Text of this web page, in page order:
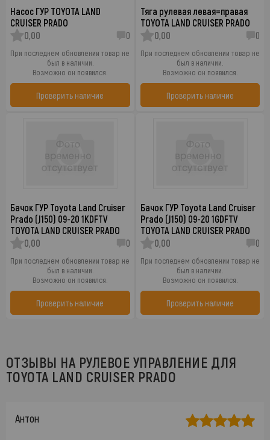
Насос ГУР TOYOTA LAND
CRUISER PRADO
0,00
0
При последнем обновлении товар не
был в наличии.
Возможно он появился.
Проверить наличие
Тяга рулевая левая=правая
TOYOTA LAND CRUISER PRADO
0,00
0
При последнем обновлении товар не
был в наличии.
Возможно он появился.
Проверить наличие
Бачок ГУР Toyota Land Cruiser
Prado (J150) 09-20 1KDFTV
TOYOTA LAND CRUISER PRADO
0,00
0
При последнем обновлении товар не
был в наличии.
Возможно он появился.
Проверить наличие
Бачок ГУР Toyota Land Cruiser
Prado (J150) 09-20 1GDFTV
TOYOTA LAND CRUISER PRADO
0,00
0
При последнем обновлении товар не
был в наличии.
Возможно он появился.
Проверить наличие
ОТЗЫВЫ НА РУЛЕВОЕ УПРАВЛЕНИЕ ДЛЯ
TOYOTA LAND CRUISER PRADO
Антон